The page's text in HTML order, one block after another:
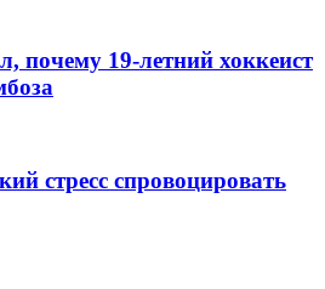
почему 19-летний хоккеист
стресс спровоцировать